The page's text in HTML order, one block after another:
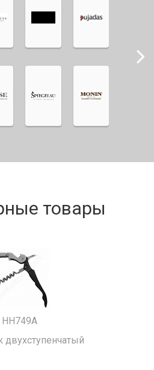
товары
HH749A
двухступенчатый